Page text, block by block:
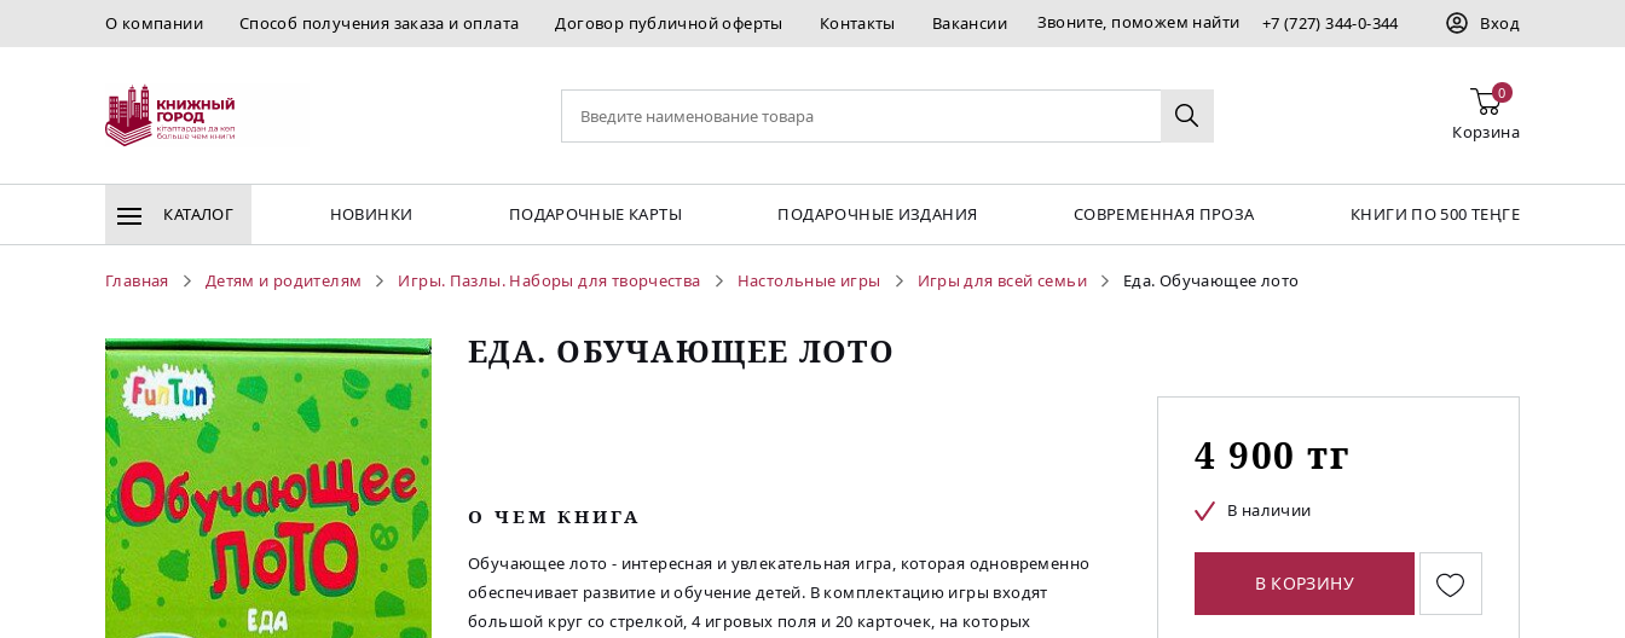
О компании Способ получения заказа и оплата Договор публичной оферты Контакты Вакансии Звоните, поможем найти +7 (727) 344-0-344 Вход
0
Корзина
КАТАЛОГ НОВИНКИ ПОДАРОЧНЫЕ КАРТЫ ПОДАРОЧНЫЕ ИЗДАНИЯ СОВРЕМЕННАЯ ПРОЗА КНИГИ ПО 500 ТЕҢГЕ
Главная Детям и родителям Игры. Пазлы. Наборы для творчества Настольные игры Игры для всей семьи Еда. Обучающее лото
ЕДА. ОБУЧАЮЩЕЕ ЛОТО
O ЧЕМ КНИГА
Обучающее лото - интересная и увлекательная игра, которая одновременно
обеспечивает развитие и обучение детей. В комплектацию игры входят
большой круг со стрелкой, 4 игровых поля и 20 карточек, на которых
4 900 тг
В наличии
В КОРЗИНУ